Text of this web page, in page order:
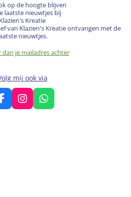
op de hoogte blijven
laatste nieuwtjes bij
Klazien's Kreatie
van Klazien's Kreatie ontvangen met de
nieuwtjes.
dan je mailadres achter
mij ook via
F
a
I
n
W
h